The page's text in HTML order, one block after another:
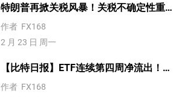
特朗普再掀关税风暴！关税不确定性重
压市场 比特币跌破6.5万美元关口
作者 FX168
2 月 23 日 周一
【比特日报】ETF连续第四周净流出！比
特币7万下方悲观震荡，警惕又一波剧烈
作者 FX168